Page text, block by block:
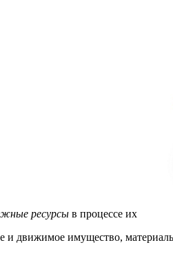
ресурсы в процессе их
имущество,